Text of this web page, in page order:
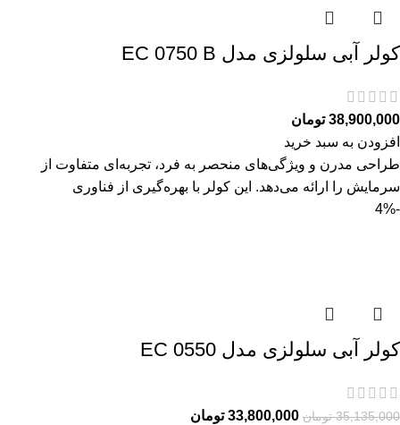
کولر آبی سلولزی مدل EC 0750 B
38,900,000 تومان
افزودن به سبد خرید
طراحی مدرن و ویژگی‌های منحصر به فرد، تجربه‌ای متفاوت از
سرمایش را ارائه می‌دهد. این کولر با بهره‌گیری از فناوری
-4%
کولر آبی سلولزی مدل EC 0550
35,135,000 تومان 33,800,000 تومان